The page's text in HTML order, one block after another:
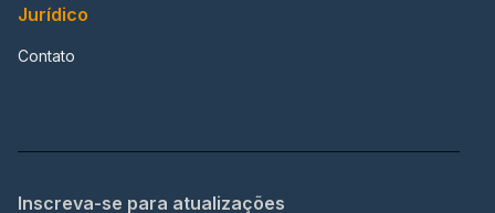
Jurídico
Contato
Inscreva-se para atualizações